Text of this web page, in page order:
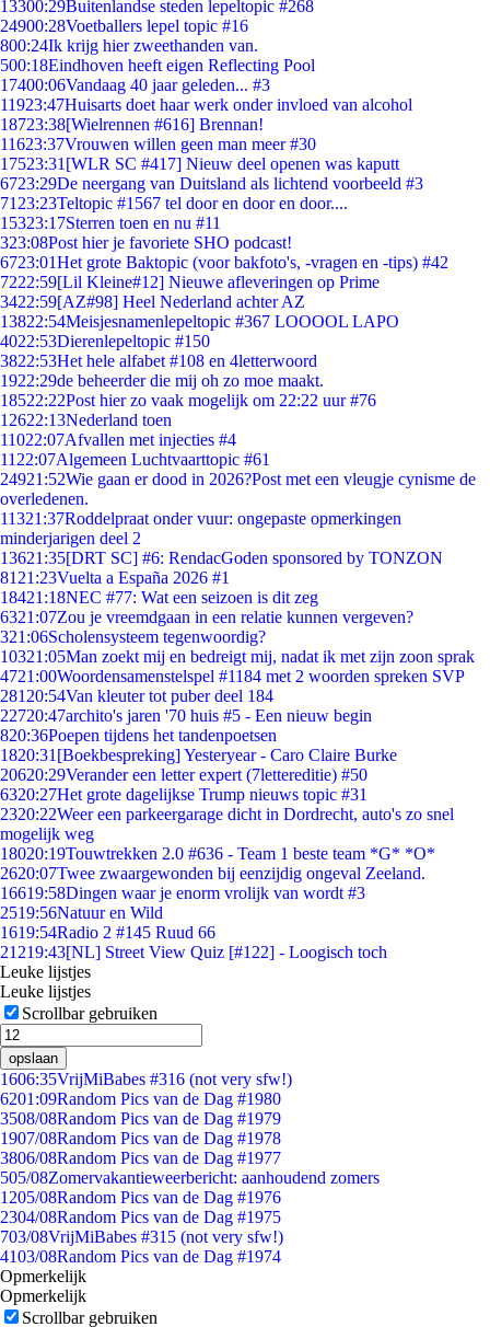
13300:29Buitenlandse steden lepeltopic #268
24900:28Voetballers lepel topic #16
800:24Ik krijg hier zweethanden van.
500:18Eindhoven heeft eigen Reflecting Pool
17400:06Vandaag 40 jaar geleden... #3
11923:47Huisarts doet haar werk onder invloed van alcohol
18723:38[Wielrennen #616] Brennan!
11623:37Vrouwen willen geen man meer #30
17523:31 [WLR SC #417] Nieuw deel openen was kaputt
6723:29De neergang van Duitsland als lichtend voorbeeld #3
71 23:23Teltopic #1567 tel door en door en door....
15323:17Sterren toen en nu #11
323:08Post hier je favoriete SHO podcast!
6723:01Het grote Baktopic (voor bakfoto's, -vragen en -tips) #42
7222:59[Lil Kleine#12] Nieuwe afleveringen op Prime
3422:59[AZ#98] Heel Nederland achter AZ
13822:54Meisjesnamenlepeltopic #367 LOOOOL LAPO
4022:53Dierenlepeltopic #150
3822:53Het hele alfabet #108 en 4letterwoord
1922:29de beheerder die mij oh zo moe maakt.
18522:22Post hier zo vaak mogelijk om 22:22 uur #76
12622:13Nederland toen
11022:07Afvallen met injecties #4
11 22:07Algemeen Luchtvaarttopic #61
24921:52Wie gaan er dood in 2026?Post met een vleugje cynisme de
overledenen.
11321:37Roddelpraat onder vuur: ongepaste opmerkingen
minderjarigen deel 2
13621:35[DRT SC] #6: RendacGoden sponsored by TONZON
81 21:23Vuelta a España 2026 #1
18421:18NEC #77: Wat een seizoen is dit zeg
6321:07Zou je vreemdgaan in een relatie kunnen vergeven?
321:06Scholensysteem tegenwoordig?
10321:05Man zoekt mij en bedreigt mij, nadat ik met zijn zoon sprak
4721:00Woordensamenstelspel #1184 met 2 woorden spreken SVP
281 20:54Van kleuter tot puber deel 184
22720:47archito's jaren '70 huis #5 - Een nieuw begin
820:36Poepen tijdens het tandenpoetsen
1820:31 [Boekbespreking] Yesteryear - Caro Claire Burke
20620:29Verander een letter expert (7lettereditie) #50
6320:27Het grote dagelijkse Trump nieuws topic #31
2320:22Weer een parkeergarage dicht in Dordrecht, auto's zo snel
mogelijk weg
18020:19Touwtrekken 2.0 #636 - Team 1 beste team *G* *O*
2620:07Twee zwaargewonden bij eenzijdig ongeval Zeeland.
16619:58Dingen waar je enorm vrolijk van wordt #3
2519:56Natuur en Wild
1619:54Radio 2 #145 Ruud 66
21219:43[NL] Street View Quiz [#122] - Loogisch toch
Leuke lijstjes
Leuke lijstjes
Scrollbar gebruiken
opslaan
1606:35VrijMiBabes #316 (not very sfw!)
6201:09Random Pics van de Dag #1980
3508/08Random Pics van de Dag #1979
1907/08Random Pics van de Dag #1978
3806/08Random Pics van de Dag #1977
505/08Zomervakantieweerbericht: aanhoudend zomers
1205/08Random Pics van de Dag #1976
2304/08Random Pics van de Dag #1975
703/08VrijMiBabes #315 (not very sfw!)
4103/08Random Pics van de Dag #1974
Opmerkelijk
Opmerkelijk
Scrollbar gebruiken